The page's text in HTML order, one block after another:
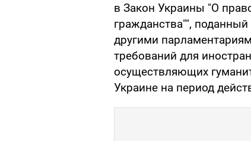
в Закон Украины "О
гражданства"",
другими
требований для
осуществляющих
Украине на период